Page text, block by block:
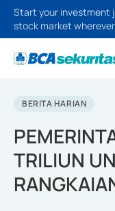
Start your investment
stock market
BERITA HARIAN
TRILIUN